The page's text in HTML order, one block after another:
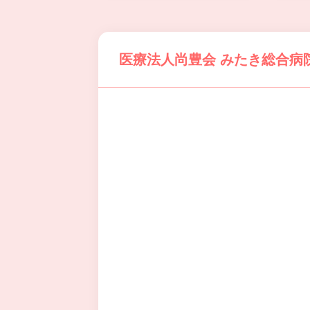
医療法人尚豊会 みたき総合病